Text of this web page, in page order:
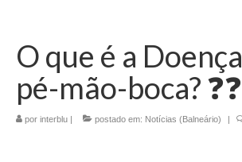
O que é a Doença
pé-mão-boca? ❓❓
por interblu | postado em: Notícias (Balneário) |